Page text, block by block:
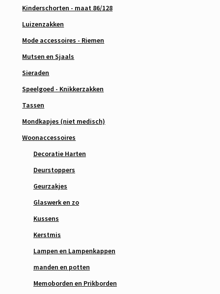
Kinderschorten - maat 86/128
Luizenzakken
Mode accessoires - Riemen
Mutsen en Sjaals
Sieraden
Speelgoed - Knikkerzakken
Tassen
Mondkapjes (niet medisch)
Woonaccessoires
Decoratie Harten
Deurstoppers
Geurzakjes
Glaswerk en zo
Kussens
Kerstmis
Lampen en Lampenkappen
manden en potten
Memoborden en Prikborden